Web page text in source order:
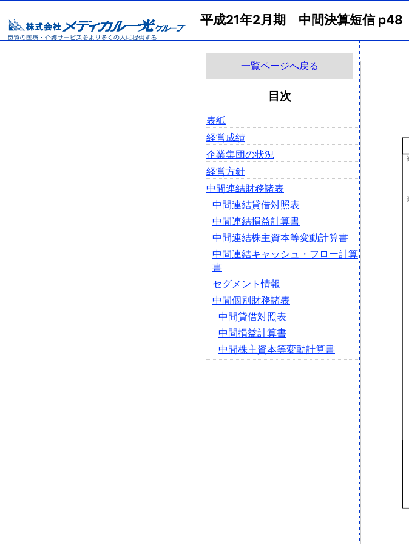
平成21年2月期 中間決算短信 p48
一覧ページへ戻る
目次
表紙
経営成績
企業集団の状況
経営方針
中間連結財務諸表
中間連結貸借対照表
中間連結損益計算書
中間連結株主資本等変動計算書
中間連結キャッシュ・フロー計算
書
セグメント情報
中間個別財務諸表
中間貸借対照表
中間損益計算書
中間株主資本等変動計算書